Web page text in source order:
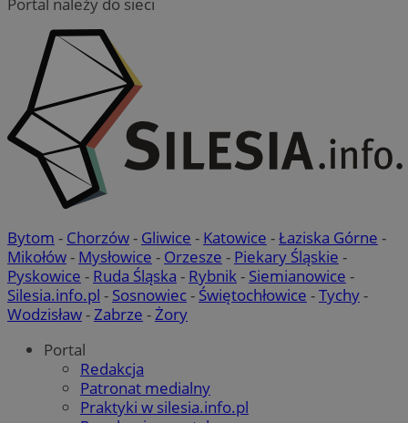
Portal należy do sieci
Bytom - Chorzów- Gliwice - Katowice -Łaziska Górne -
Mikołów- Mysłowice - Orzesze - Piekary Śląskie -
Pyskowice - Ruda Śląska - Rybnik- Siemianowice -
Silesia.info.pl - Sosnowiec- Świętochłowice -Tychy-
Wodzisław-Zabrze -Żory
Portal
Redakcja
Patronat medialny
Praktyki w silesia.info.pl